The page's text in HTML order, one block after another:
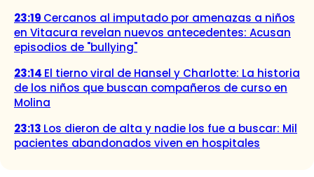
23:19 Cercanos al imputado por amenazas a niños
en Vitacura revelan nuevos antecedentes: Acusan
episodios de "bullying"
23:14 El tierno viral de Hansel y Charlotte: La historia
de los niños que buscan compañeros de curso en
Molina
23:13 Los dieron de alta y nadie los fue a buscar: Mil
pacientes abandonados viven en hospitales